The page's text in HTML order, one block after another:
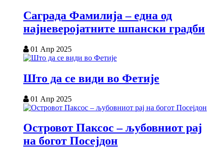
Саграда Фамилија – една од
најневеројатните шпански градби
01 Апр 2025
Што да се види во Фетије
01 Апр 2025
Островот Паксос – љубовниот рај
на богот Посејдон